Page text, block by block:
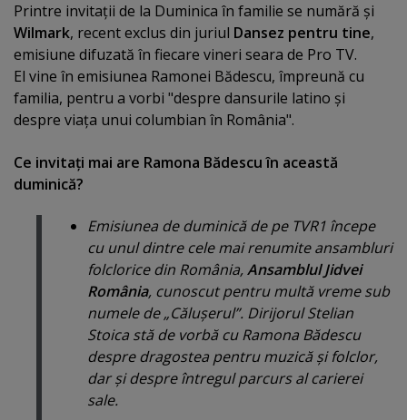
Printre invitaţii de la Duminica în familie se numără şi
Wilmark, recent exclus din juriul Dansez pentru tine,
emisiune difuzată în fiecare vineri seara de Pro TV.
El vine în emisiunea Ramonei Bădescu, împreună cu
familia, pentru a vorbi "despre dansurile latino şi
despre viaţa unui columbian în România".
Ce invitaţi mai are Ramona Bădescu în această
duminică?
Emisiunea de duminică de pe TVR1 începe
cu unul dintre cele mai renumite ansambluri
­folclorice din România,Ansamblul Jidvei
România, cunoscut pentru multă vreme sub
numele de „Căluşerul”. Dirijorul Stelian
Stoica stă de vorbă cu Ramona Bădescu
despre dragostea pentru muzică şi folclor,
dar şi despre întregul parcurs al carierei
sale.